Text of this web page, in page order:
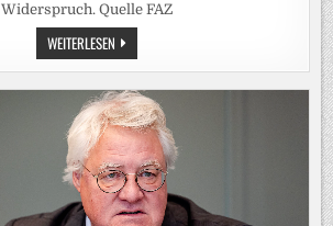
Widerspruch. Quelle FAZ
WEITERLESEN UMGANG
MIT
POPULISMUS:
„BALD
GIBT’S
KEIN
CO₂
MEHR,
UND
WIR
WERDEN
ALLE
STERBEN!“